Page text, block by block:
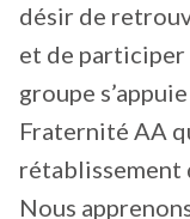
désir de
et de participer
groupe
Fraternité AA
rétablissement
Nous